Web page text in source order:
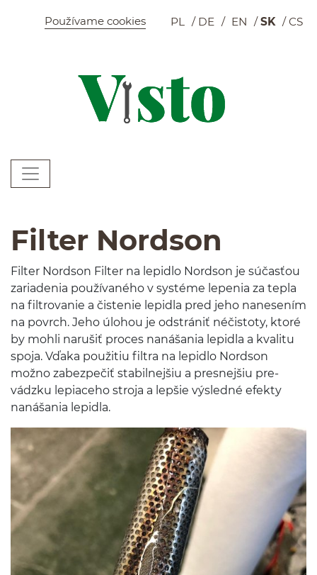
Szybkie menu
Používame cookies PL DE EN SK CS
Menu główne
Filter Nordson
Fil­ter Nord­son Fil­ter na lep­idlo Nord­son je súčasťou
zari­ade­nia použí­vaného v sys­téme lep­e­nia za tepla
na fil­trovanie a čis­te­nie lep­idla pred jeho nane­sením
na povrch. Jeho úlo­hou je odstrániť néčis­toty, ktoré
by mohli narušiť pro­ces nanáša­nia lep­idla a kval­itu
spoja. Vďaka použi­tiu fil­tra na lep­idlo Nord­son
možno zabezpečiť sta­bil­ne­jšiu a pres­ne­jšiu pre­
vádzku lep­i­aceho stroja a lep­šie výsledné efekty
nanáša­nia lepidla.